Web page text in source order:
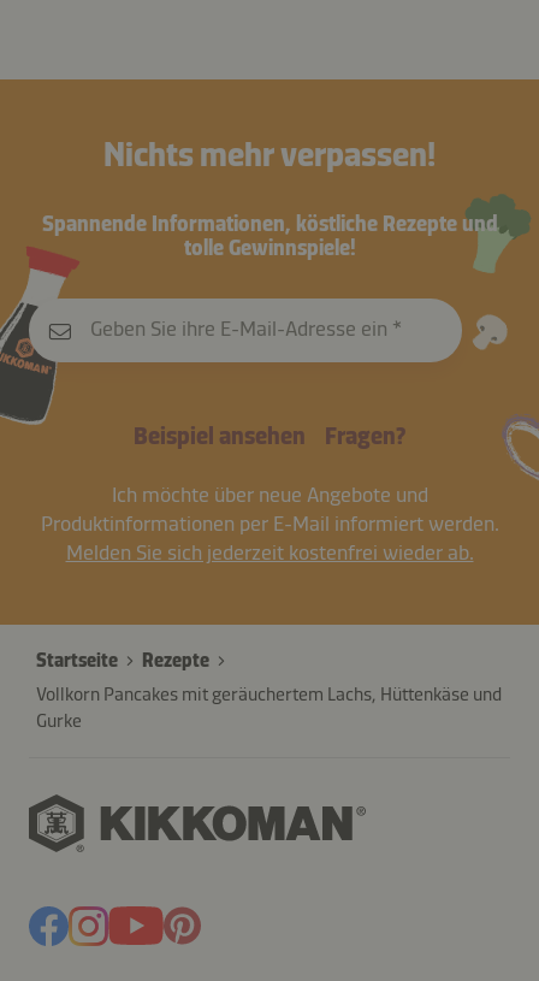
Nichts mehr verpassen!
Spannende Informationen, köstliche Rezepte und
tolle Gewinnspiele!
Geben Sie ihre E-Mail-Adresse ein
Beispiel ansehen Fragen?
Ich möchte über neue Angebote und
Produktinformationen per E-Mail informiert werden.
Melden Sie sich jederzeit kostenfrei wieder ab.
Startseite
Rezepte
Vollkorn Pancakes mit geräuchertem Lachs, Hüttenkäse und
Gurke